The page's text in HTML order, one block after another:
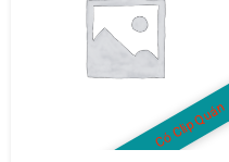
Có Clip Quán